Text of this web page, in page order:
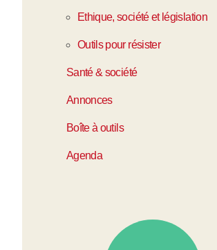
Ethique, société et législation
Outils pour résister
Santé & société
Annonces
Boîte à outils
Agenda